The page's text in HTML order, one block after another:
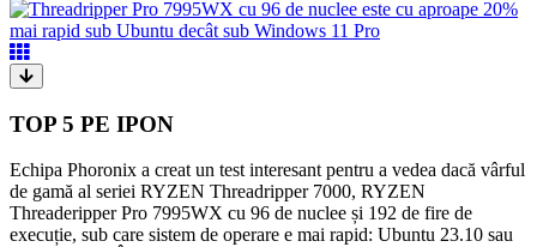
TOP 5 PE IPON
Echipa Phoronix a creat un test interesant pentru a vedea dacă vârful
de gamă al seriei RYZEN Threadripper 7000, RYZEN
Threaderipper Pro 7995WX cu 96 de nuclee și 192 de fire de
execuție, sub care sistem de operare e mai rapid: Ubuntu 23.10 sau